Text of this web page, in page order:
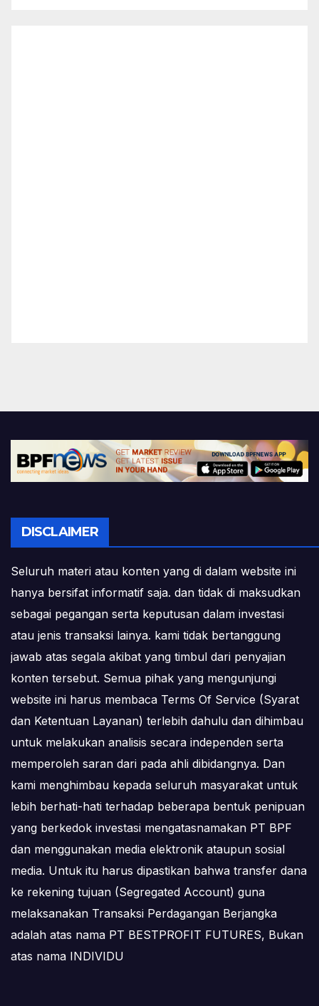
DISCLAIMER
Seluruh materi atau konten yang di dalam website ini
hanya bersifat informatif saja. dan tidak di maksudkan
sebagai pegangan serta keputusan dalam investasi
atau jenis transaksi lainya. kami tidak bertanggung
jawab atas segala akibat yang timbul dari penyajian
konten tersebut. Semua pihak yang mengunjungi
website ini harus membaca Terms Of Service (Syarat
dan Ketentuan Layanan) terlebih dahulu dan dihimbau
untuk melakukan analisis secara independen serta
memperoleh saran dari pada ahli dibidangnya. Dan
kami menghimbau kepada seluruh masyarakat untuk
lebih berhati-hati terhadap beberapa bentuk penipuan
yang berkedok investasi mengatasnamakan PT BPF
dan menggunakan media elektronik ataupun sosial
media. Untuk itu harus dipastikan bahwa transfer dana
ke rekening tujuan (Segregated Account) guna
melaksanakan Transaksi Perdagangan Berjangka
adalah atas nama PT BESTPROFIT FUTURES, Bukan
atas nama INDIVIDU